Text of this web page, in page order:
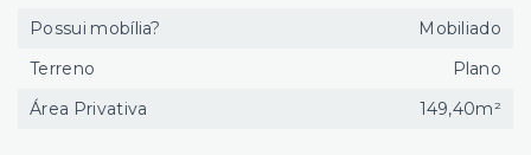
Possui mobília?
Mobiliado
Terreno
Plano
Área Privativa
149,40m²